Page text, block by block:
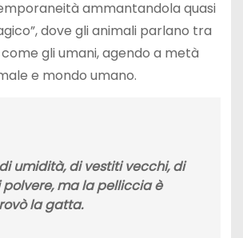
ammantandola quasi
dove gli animali parlano tra
gli umani, agendo a metà
e mondo umano.
umidità, di vestiti vecchi, di
ma la pelliccia è
la gatta.